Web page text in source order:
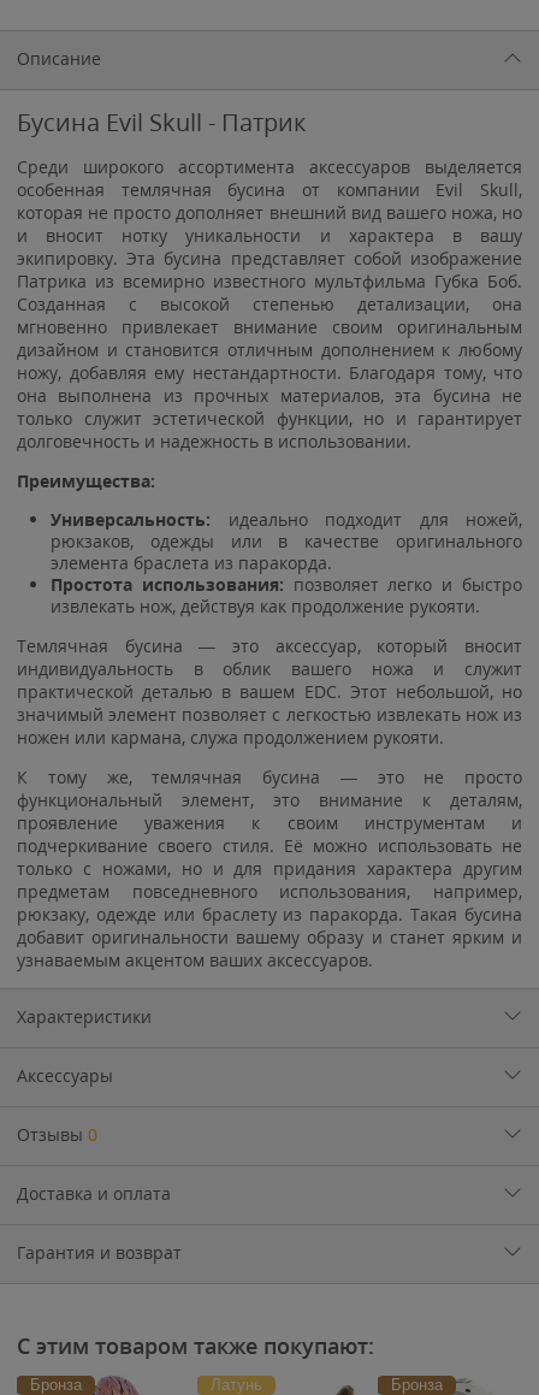
Описание
Бусина Evil Skull - Патрик
Среди широкого ассортимента аксессуаров выделяется
особенная темлячная бусина от компании Evil Skull,
которая не просто дополняет внешний вид вашего ножа, но
и вносит нотку уникальности и характера в вашу
экипировку. Эта бусина представляет собой изображение
Патрика из всемирно известного мультфильма Губка Боб.
Созданная с высокой степенью детализации, она
мгновенно привлекает внимание своим оригинальным
дизайном и становится отличным дополнением к любому
ножу, добавляя ему нестандартности. Благодаря тому, что
она выполнена из прочных материалов, эта бусина не
только служит эстетической функции, но и гарантирует
долговечность и надежность в использовании.
Преимущества:
Универсальность: идеально подходит для ножей,
рюкзаков, одежды или в качестве оригинального
элемента браслета из паракорда.
Простота использования: позволяет легко и быстро
извлекать нож, действуя как продолжение рукояти.
Темлячная бусина — это аксессуар, который вносит
индивидуальность в облик вашего ножа и служит
практической деталью в вашем EDC. Этот небольшой, но
значимый элемент позволяет с легкостью извлекать нож из
ножен или кармана, служа продолжением рукояти.
К тому же, темлячная бусина — это не просто
функциональный элемент, это внимание к деталям,
проявление уважения к своим инструментам и
подчеркивание своего стиля. Её можно использовать не
только с ножами, но и для придания характера другим
предметам повседневного использования, например,
рюкзаку, одежде или браслету из паракорда. Такая бусина
добавит оригинальности вашему образу и станет ярким и
узнаваемым акцентом ваших аксессуаров.
Характеристики
Аксессуары
Отзывы 0
Доставка и оплата
Гарантия и возврат
С этим товаром также покупают:
Бронза Латунь Бронза